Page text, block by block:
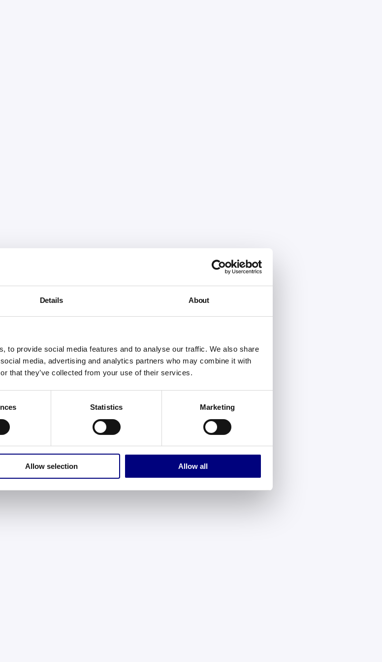
Details About
to provide social media features and to analyse our traffic. We also share
media, advertising and analytics partners who may combine it with
that they’ve collected from your use of their services.
Statistics Marketing
Allow selection Allow all